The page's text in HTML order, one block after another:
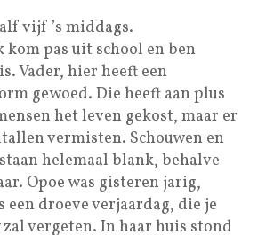
vijf ’s middags.
kom pas uit school en ben
Vader, hier heeft een
gewoed. Die heeft aan plus
het leven gekost, maar er
vermisten. Schouwen en
helemaal blank, behalve
Opoe was gisteren jarig,
een droeve verjaardag, die je
vergeten. In haar huis stond